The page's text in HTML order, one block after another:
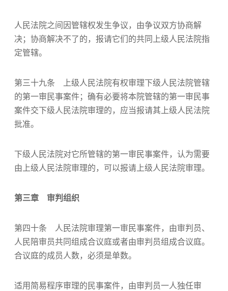
人民法院之间因管辖权发生争议，由争议双方协商解
决；协商解决不了的，报请它们的共同上级人民法院指
定管辖。
第三十九条 上级人民法院有权审理下级人民法院管辖
的第一审民事案件；确有必要将本院管辖的第一审民事
案件交下级人民法院审理的，应当报请其上级人民法院
批准。
下级人民法院对它所管辖的第一审民事案件，认为需要
由上级人民法院审理的，可以报请上级人民法院审理。
第三章 审判组织
第四十条 人民法院审理第一审民事案件，由审判员、
人民陪审员共同组成合议庭或者由审判员组成合议庭。
合议庭的成员人数，必须是单数。
适用简易程序审理的民事案件，由审判员一人独任审